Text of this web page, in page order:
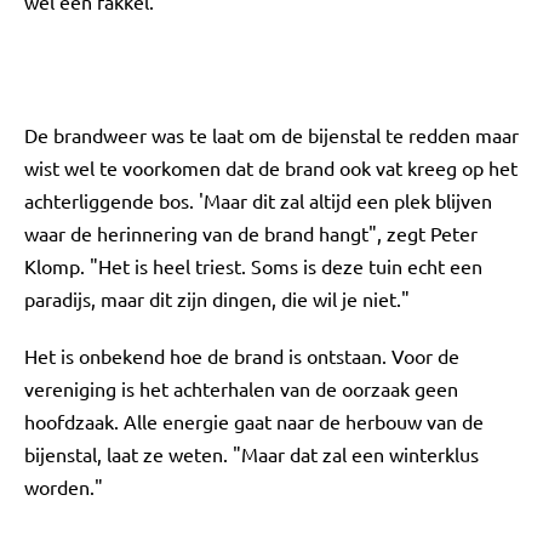
De brandweer was te laat om de bijenstal te redden maar
wist wel te voorkomen dat de brand ook vat kreeg op het
achterliggende bos. 'Maar dit zal altijd een plek blijven
waar de herinnering van de brand hangt", zegt Peter
Klomp. "Het is heel triest. Soms is deze tuin echt een
paradijs, maar dit zijn dingen, die wil je niet."
Het is onbekend hoe de brand is ontstaan. Voor de
vereniging is het achterhalen van de oorzaak geen
hoofdzaak. Alle energie gaat naar de herbouw van de
bijenstal, laat ze weten. "Maar dat zal een winterklus
worden."